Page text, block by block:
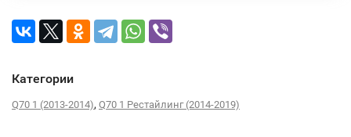
Категории
Q70 1 (2013-2014), Q70 1 Рестайлинг (2014-2019)